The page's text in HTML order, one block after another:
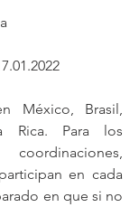
México, Brasil,
Rica. Para los
en cada
en que si no